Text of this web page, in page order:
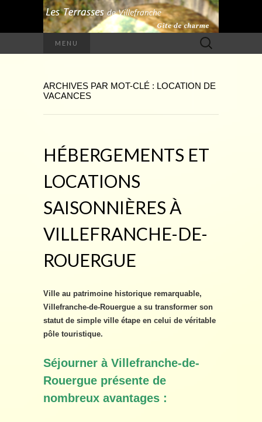
MENU Rechercher :
ARCHIVES PAR MOT-CLÉ : LOCATION DE
VACANCES
HÉBERGEMENTS ET
LOCATIONS
SAISONNIÈRES À
VILLEFRANCHE-DE-
ROUERGUE
Ville au patrimoine historique remarquable,
Villefranche-de-Rouergue a su transformer son
statut de simple ville étape en celui de véritable
pôle touristique.
Séjourner à Villefranche-de-
Rouergue présente de
nombreux avantages :